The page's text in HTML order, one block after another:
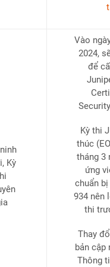
Kỳ
Vào
2024,
để
Kỳ thi
thúc
tháng 3
ứng
chuẩn
934 nên
thi
Thay
bản cập
Thông